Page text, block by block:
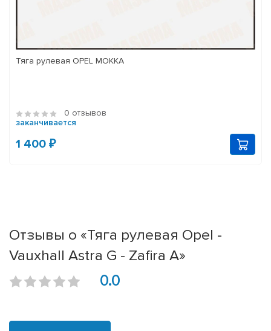
Тяга рулевая OPEL MOKKA
0 отзывов
заканчивается
1 400 ₽
Отзывы о «Тяга рулевая Opel -
Vauxhall Astra G - Zafira A»
0.0